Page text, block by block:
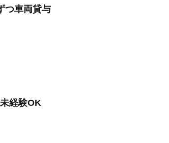
つ車両貸与
経験OK